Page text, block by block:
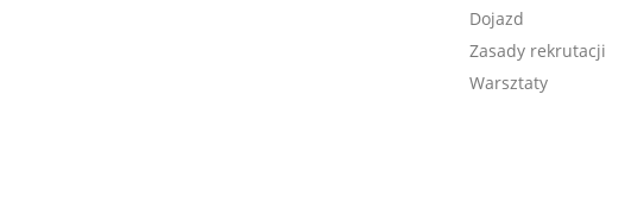
Dojazd
Zasady rekrutacji
Warsztaty